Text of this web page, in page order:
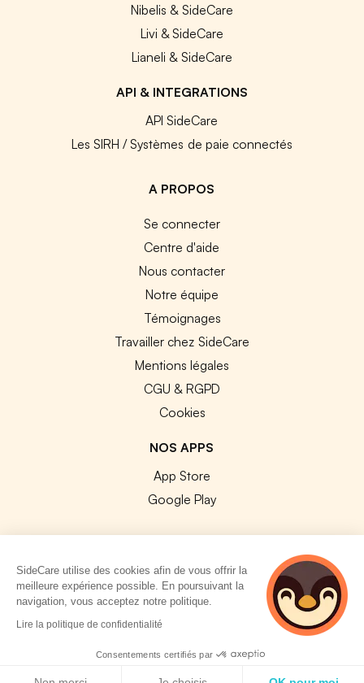
Nibelis & SideCare
Livi & SideCare
Lianeli & SideCare
API & INTEGRATIONS
API SideCare
Les SIRH / Systèmes de paie connectés
A PROPOS
Se connecter
Centre d'aide
Nous contacter
Notre équipe
Témoignages
Travailler chez SideCare
Mentions légales
CGU & RGPD
Cookies
NOS APPS
App Store
Google Play
© 2026 SideCare. Tous droits réservés.
SideCare utilise des cookies afin de vous offrir la
meilleure expérience possible. En poursuivant la
navigation, vous acceptez notre politique.
Lire la politique de confidentialité
Consentements certifiés par
4 personnes
consultent
actuellement cette